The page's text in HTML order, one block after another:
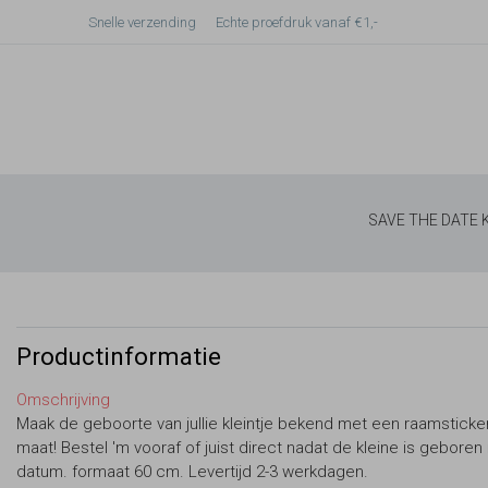
Snelle verzending Echte proefdruk vanaf €1,-
SAVE THE DATE
Productinformatie
Omschrijving
Maak de geboorte van jullie kleintje bekend met een
maat! Bestel 'm vooraf of juist direct nadat de kleine is geboren
datum. formaat 60 cm. Levertijd 2-3 werkdagen.